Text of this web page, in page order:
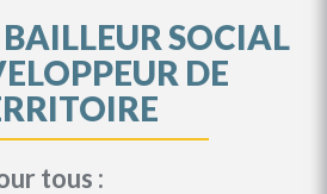
SOCIAL
DE
tous :